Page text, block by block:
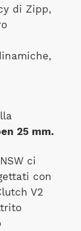
di Zipp,
25 mm.
ci
con
V2